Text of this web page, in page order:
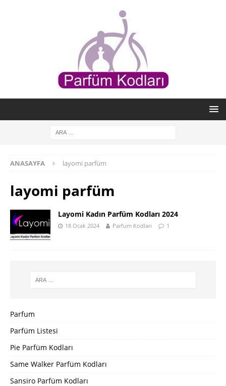
ANASAYFA layomi parfüm
layomi parfüm
Layomi Kadın Parfüm Kodları 2024
18 Ocak 2024 Parfum Kodları 1
Parfum
Parfüm Listesi
Pie Parfüm Kodları
Same Walker Parfüm Kodları
Sansiro Parfüm Kodları